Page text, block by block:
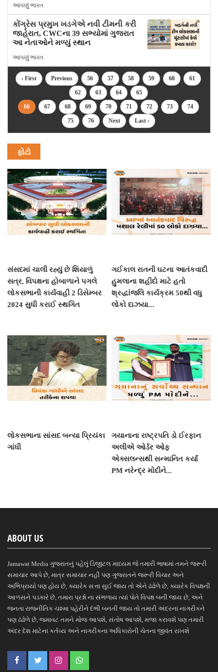
આપણું ભારત
કોંગ્રેસ પ્રમુખ ખડગેએ નવી ટીમની કરી
જાહેરાત, CWCના 39 સભ્યોમાં ગુજરાત
આ નેતાઓને મળ્યું સ્થાન
આપણું ભારત
‹ First Previous 56 57 58 59 60 61
62 63 64 65
66 67 68 69 70 71 72 73 74
75 76 Next Last ›
ફોટો
સંસદમાં ચાલી રહ્યું છે શિયાળું
સત્ર, વિપક્ષના હોબાળાને પગલે
લોકસભાની કાર્યવાહી 2 ડિસેમ્બર
2024 સુધી કરાઈ સ્થગિત
ગઈકાલ રાતની ઘટના આતંકવાદી
હુમલાના શહીદો માટે હતો
શ્રદ્ધાંજલિ કાર્યક્રમ 50થી વધુ
લોકો દાઝયા...
લોકસભાના સાંસદ બન્યા પ્રિયંકા
ગાંધી
ગયાનાના રાષ્ટ્રપતિ ડો ઈરફાન
અલીએ ઓર્ડર ઓફ
એક્સલન્સથી સન્માનિત કર્યા
PM નરેન્દ્ર મોદીને...
ABOUT US
Jamawat Media ગુજરાતનું પહેલું ડિજીટલ માધ્યમ જે તમારી ભાષામાં તમને જરૂરી
સમાચાર આપે છે, માત્ર સમાચાર નહીં પણ ગુજરાતને જરૂરી વિચાર અને
અભિપ્રાયો પણ હોય છે, ક્યારેક સત્તા સુઈ જાય તો એને ઢંઢોળે છે, ક્યારેક વિપક્ષની
આળસને પડકારે છે, તમારા પ્રશ્નો ના સંભળાય ત્યાં પોતે વિપક્ષ બની જાય છે, અને
જનતા રાજનીતિક ચશ્મા પહેરીને દંભી બનતી જાય તો તમારી અંદરના નાગરીકને
પણ ઢંઢોળે છે, જમાવટ તમને મોજ આપશે, સંતોષ આપશે, મજા કરાવશે પણ તમારી
અંદર દેશ માટેના કર્તવ્ય અને નાગરીકના અધિકારોની ચેતના જીવંત રાખશે